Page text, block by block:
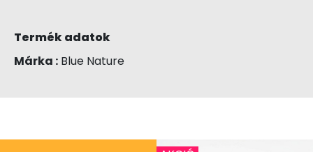
Termék adatok
Márka : Blue Nature